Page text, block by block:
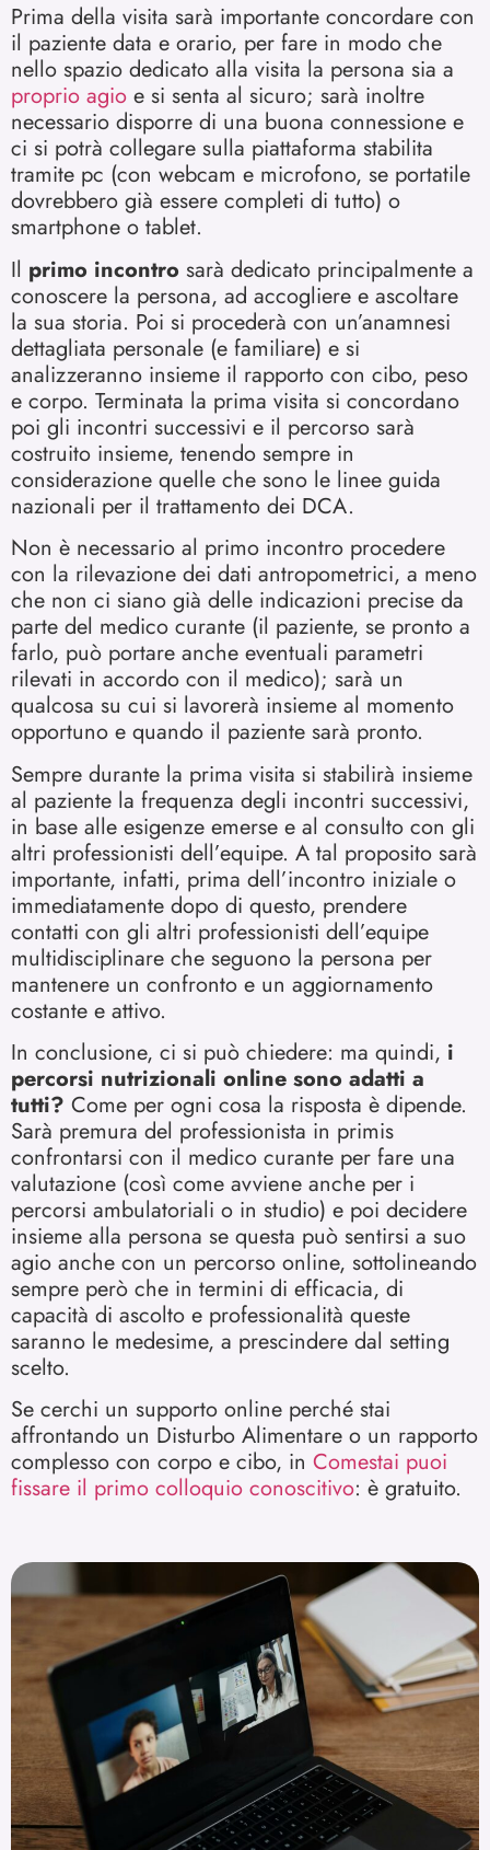
Prima della visita sarà importante concordare con
il paziente data e orario, per fare in modo che
nello spazio dedicato alla visita la persona sia a
proprio agio e si senta al sicuro; sarà inoltre
necessario disporre di una buona connessione e
ci si potrà collegare sulla piattaforma stabilita
tramite pc (con webcam e microfono, se portatile
dovrebbero già essere completi di tutto) o
smartphone o tablet.
Il primo incontro sarà dedicato principalmente a
conoscere la persona, ad accogliere e ascoltare
la sua storia. Poi si procederà con un’anamnesi
dettagliata personale (e familiare) e si
analizzeranno insieme il rapporto con cibo, peso
e corpo. Terminata la prima visita si concordano
poi gli incontri successivi e il percorso sarà
costruito insieme, tenendo sempre in
considerazione quelle che sono le linee guida
nazionali per il trattamento dei DCA.
Non è necessario al primo incontro procedere
con la rilevazione dei dati antropometrici, a meno
che non ci siano già delle indicazioni precise da
parte del medico curante (il paziente, se pronto a
farlo, può portare anche eventuali parametri
rilevati in accordo con il medico); sarà un
qualcosa su cui si lavorerà insieme al momento
opportuno e quando il paziente sarà pronto.
Sempre durante la prima visita si stabilirà insieme
al paziente la frequenza degli incontri successivi,
in base alle esigenze emerse e al consulto con gli
altri professionisti dell’equipe. A tal proposito sarà
importante, infatti, prima dell’incontro iniziale o
immediatamente dopo di questo, prendere
contatti con gli altri professionisti dell’equipe
multidisciplinare che seguono la persona per
mantenere un confronto e un aggiornamento
costante e attivo.
In conclusione, ci si può chiedere: ma quindi, i
percorsi nutrizionali online sono adatti a
tutti? Come per ogni cosa la risposta è dipende.
Sarà premura del professionista in primis
confrontarsi con il medico curante per fare una
valutazione (così come avviene anche per i
percorsi ambulatoriali o in studio) e poi decidere
insieme alla persona se questa può sentirsi a suo
agio anche con un percorso online, sottolineando
sempre però che in termini di efficacia, di
capacità di ascolto e professionalità queste
saranno le medesime, a prescindere dal setting
scelto.
Se cerchi un supporto online perché stai
affrontando un Disturbo Alimentare o un rapporto
complesso con corpo e cibo, in Comestai puoi
fissare il primo colloquio conoscitivo: è gratuito.